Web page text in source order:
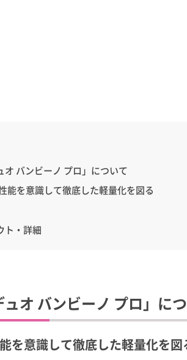
オ バンビーノ プロ」について
能を意識して徹底した軽量化を図る
ト・詳細
ュオ バンビーノ プロ」に
を意識して徹底した軽量化を